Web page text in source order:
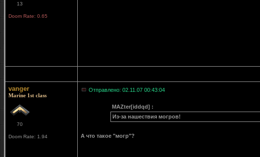
13
Doom Rate: 0.65
vanger
Marine 1st class
70
Doom Rate: 1.94
Отправлено: 02.11.07 00:43:04
MAZter[iddqd] :
Из-за нашествия могров!
А что такое "могр"?